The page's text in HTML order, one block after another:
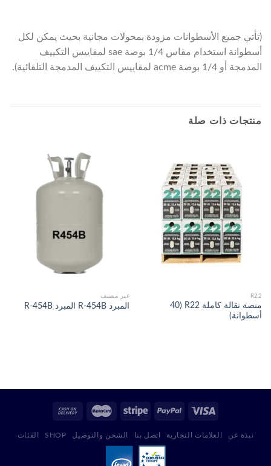
(تأتي جميع الأسطوانات مزودة بمحولات مجانية بحيث يمكن لكل
أسطوانة استخدام مقاس 1/4 بوصة sae لمقاييس التكييف
المدمجة أو 1/4 بوصة acme لمقاييس التكييف المدمجة التلقائية).
منتجات ذات صلة
R22
منصة نقالة كاملة R22 (40
أسطوانة)
غير مصنف
المبرد R-454B المبرد R-454B
نبذة عن العلامات التجارية اتصل بنا الشحن والتوصيل SHOP الفئات